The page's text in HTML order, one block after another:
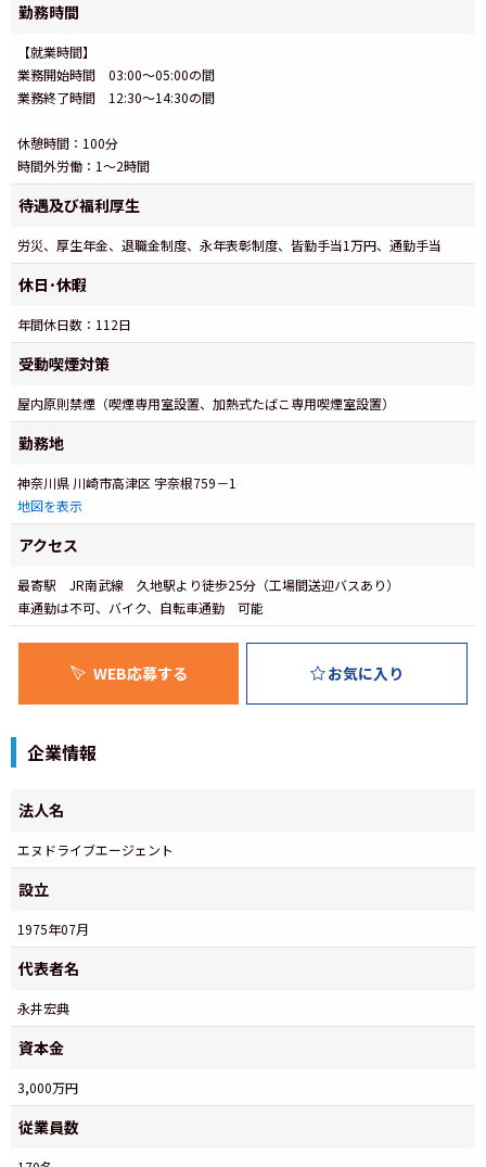
勤務時間
【就業時間】
業務開始時間 03:00～05:00の間
業務終了時間 12:30～14:30の間
休憩時間：100分
時間外労働：1～2時間
待遇及び福利厚生
労災、厚生年金、退職金制度、永年表彰制度、皆勤手当1万円、通勤手当
休日･休暇
年間休日数：112日
受動喫煙対策
屋内原則禁煙（喫煙専用室設置、加熱式たばこ専用喫煙室設置）
勤務地
神奈川県 川崎市高津区 宇奈根759－1
地図を表示
アクセス
最寄駅 JR南武線 久地駅より徒歩25分（工場間送迎バスあり）
車通勤は不可、バイク、自転車通勤 可能
WEB応募する お気に入り
企業情報
法人名
エヌドライブエージェント
設立
1975年07月
代表者名
永井宏典
資本金
3,000万円
従業員数